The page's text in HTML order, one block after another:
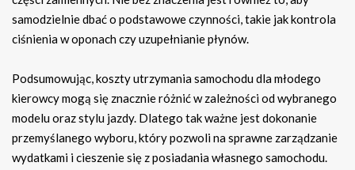
samodzielnie dbać o podstawowe czynności, takie jak kontrola
ciśnienia w oponach czy uzupełnianie płynów.
Podsumowując, koszty utrzymania samochodu dla młodego
kierowcy mogą się znacznie różnić w zależności od wybranego
modelu oraz stylu jazdy. Dlatego tak ważne jest dokonanie
przemyślanego wyboru, który pozwoli na sprawne zarządzanie
wydatkami i cieszenie się z posiadania własnego samochodu.